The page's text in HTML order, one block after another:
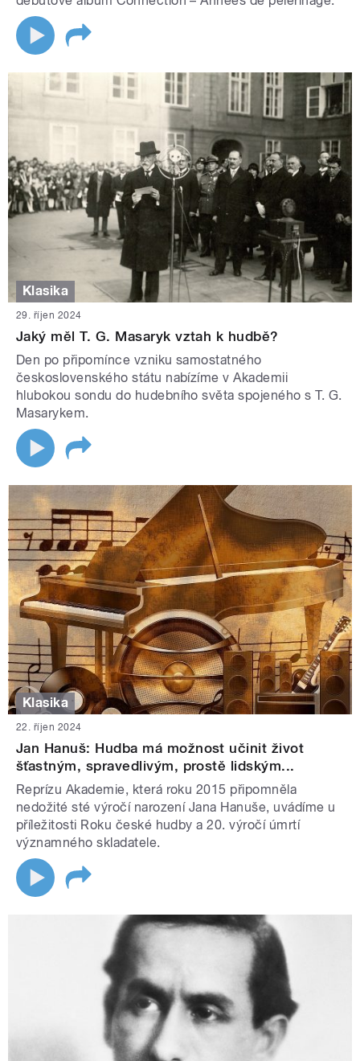
Klasika
29. říjen 2024
Jaký měl T. G. Masaryk vztah k hudbě?
Den po připomínce vzniku samostatného
československého státu nabízíme v Akademii
hlubokou sondu do hudebního světa spojeného s T. G.
Masarykem.
Klasika
22. říjen 2024
Jan Hanuš: Hudba má možnost učinit život
šťastným, spravedlivým, prostě lidským...
Reprízu Akademie, která roku 2015 připomněla
nedožité sté výročí narození Jana Hanuše, uvádíme u
příležitosti Roku české hudby a 20. výročí úmrtí
významného skladatele.